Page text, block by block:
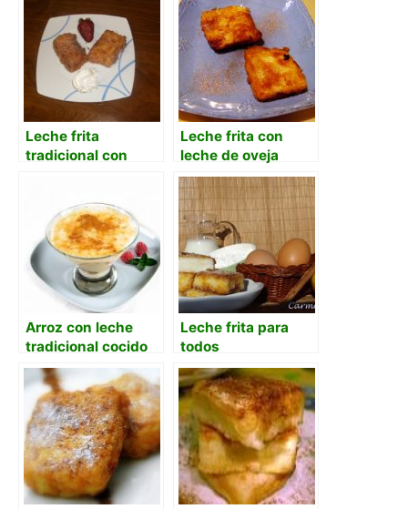
Leche frita
tradicional con
Leche frita con
leche de oveja
Arroz con leche
tradicional cocido
directamente en la
leche
Leche frita para
todos